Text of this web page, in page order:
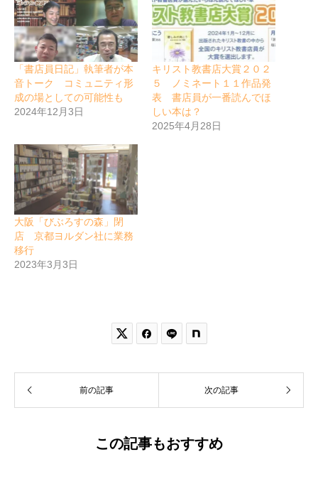
「書店員日記」執筆者が本
音トーク コミュニティ形
成の場としての可能性も
2024年12月3日
キリスト教書店大賞２０２
５ ノミネート１１作品発
表 書店員が一番読んでほ
しい本は？
2025年4月28日
大阪「びぶろすの森」閉
店 京都ヨルダン社に業務
移行
2023年3月3日
 
前の記事 次の記事
この記事もおすすめ